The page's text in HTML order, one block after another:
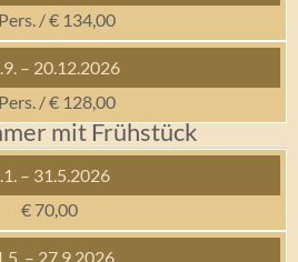
/ € 134,00
/ € 128,00
mit Frühstück
€ 70,00